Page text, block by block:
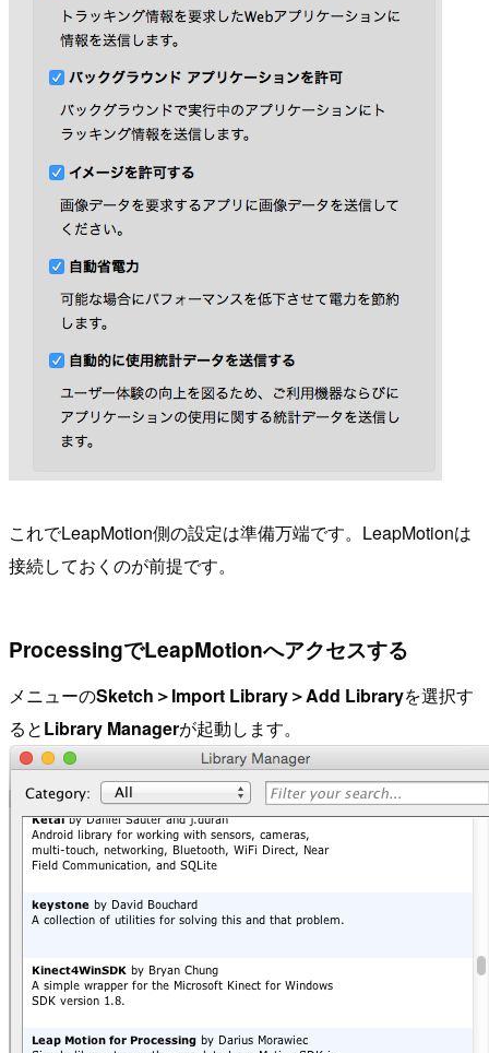
これでLeapMotion側の設定は準備万端です。LeapMotionは
接続しておくのが前提です。
ProcessingでLeapMotionへアクセスする
メニューのSketch＞Import Library＞Add Libraryを選択す
るとLibrary Managerが起動します。